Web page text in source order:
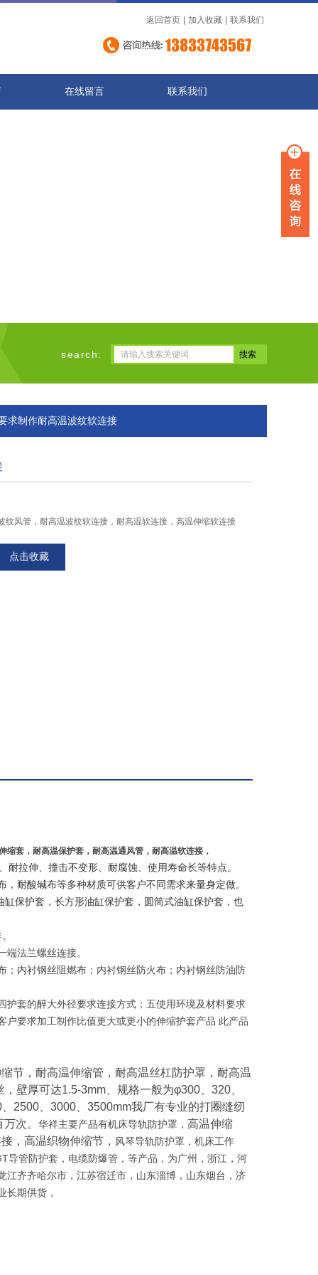
返回首页 加入收藏 联系我们
在线留言 联系我们
search:
求制作耐高温波纹软连接
纹风管，耐高温波纹软连接，耐高温软连接，高温伸缩软连接
点击收藏
缩套， 耐高温保护套 ，耐高温通风管，耐高温软连接，
拉伸、撞击不变形、耐腐蚀、使用寿命长等特点。
耐酸碱布等多种材质可供客户不同需求来量身定做。
保护套，长方形油缸保护套，圆筒式油缸保护套，也
法兰螺丝连接。
内衬钢丝阻燃布；内衬钢丝防火布；内衬钢丝防油防
套的醉大外径要求连接方式；五使用环境及材料要求
要求加工制作比值更大或更小的伸缩护套产品 此产品
节，耐高温伸缩管，耐高温丝杠防护罩，耐高温
壁厚可达1.5-3mm、规格一般为φ300、320、
2500、3000、3500mm我厂有专业的打圈缝纫
次。 华祥主要产品有机床导轨防护罩， 高温伸缩
，高温织物伸缩节， 风琴导轨防护罩，机床工作
导管防护套，电缆防爆管，等产品，为广州，浙江，河
齐齐哈尔市，江苏宿迁市，山东淄博，山东烟台，济
长期供货，